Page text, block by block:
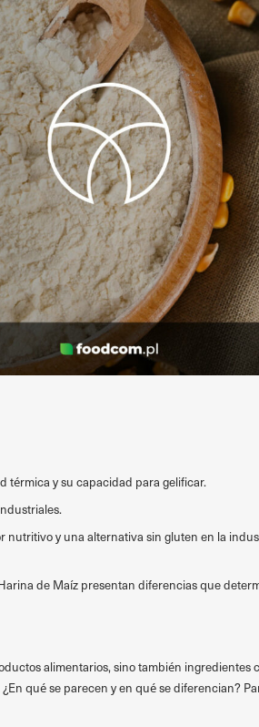
térmica y su capacidad para gelificar.
nutritivo y una alternativa sin gluten en la
de Maíz presentan diferencias que
alimentarios, sino también ingredientes
qué se parecen y en qué se diferencian?